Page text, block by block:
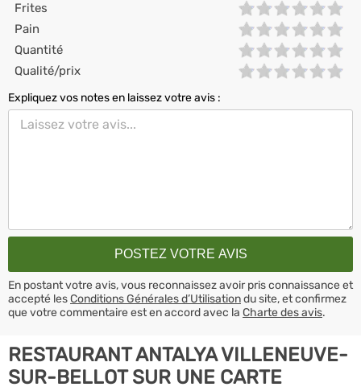
Frites
Pain
Quantité
Qualité/prix
Expliquez vos notes en laissez votre avis :
En postant votre avis, vous reconnaissez avoir pris connaissance et
accepté lesConditions Générales d’Utilisationdu site, et confirmez
que votre commentaire est en accord avec la Charte des avis.
RESTAURANT ANTALYA VILLENEUVE-
SUR-BELLOT SUR UNE CARTE